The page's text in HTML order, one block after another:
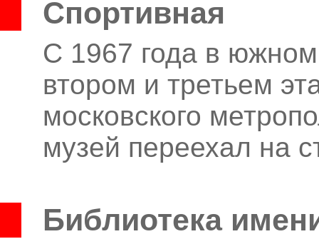
Спортивная
С 1967 года в
втором и третьем
московского
музей переехал на
Библиотека